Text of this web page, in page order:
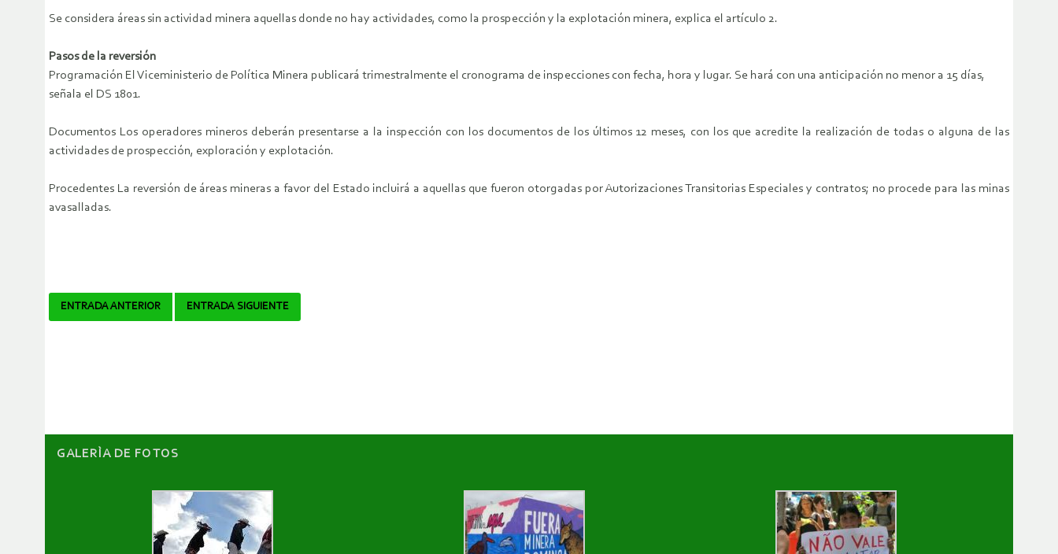
Se considera áreas sin actividad minera aquellas donde no hay actividades, como la prospección y la explotación minera, explica el artículo 2.
Pasos de la reversión
Programación El Viceministerio de Política Minera publicará trimestralmente el cronograma de inspecciones con fecha, hora y lugar. Se hará con una anticipación no menor a 15 días,
señala el DS 1801.
Documentos Los operadores mineros deberán presentarse a la inspección con los documentos de los últimos 12 meses, con los que acredite la realización de todas o alguna de las
actividades de prospección, exploración y explotación.
Procedentes La reversión de áreas mineras a favor del Estado incluirá a aquellas que fueron otorgadas por Autorizaciones Transitorias Especiales y contratos; no procede para las minas
avasalladas.
Navegador
ENTRADA ANTERIOR ENTRADA SIGUIENTE
GALERÌA DE FOTOS